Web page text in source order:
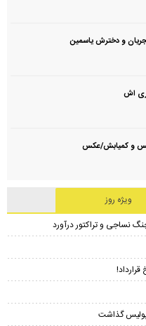
و دخترش یاسمین
اش
و کمیابش/عکس
ویژه روز
گذاشت